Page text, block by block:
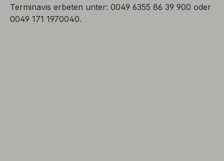
Terminavis erbeten unter: 0049 6355 86 39 900 oder
0049 171 1970040.